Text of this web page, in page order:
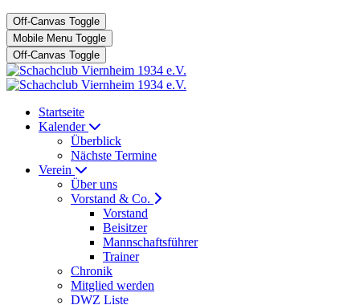
Off-Canvas Toggle
Mobile Menu Toggle
Off-Canvas Toggle
Startseite
Kalender
Überblick
Nächste Termine
Verein
Über uns
Vorstand & Co.
Vorstand
Beisitzer
Mannschaftsführer
Trainer
Chronik
Mitglied werden
DWZ Liste